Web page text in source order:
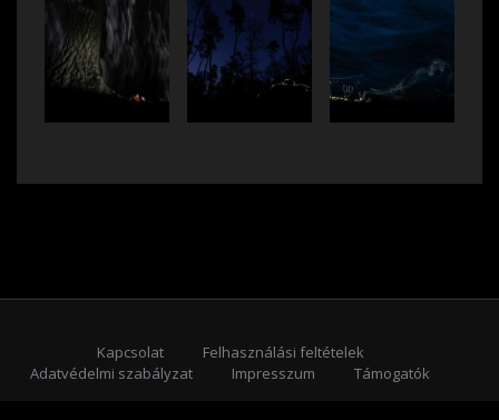
Kapcsolat
Felhasználási feltételek
Adatvédelmi szabályzat
Impresszum
Támogatók